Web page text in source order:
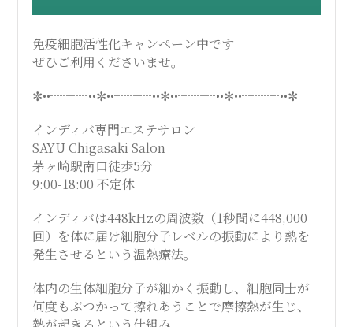
免疫細胞活性化キャンペーン中です
ぜひご利用くださいませ。
✼••┈┈┈••✼••┈┈┈••✼••┈┈┈••✼••┈┈┈••✼
インディバ専門エステサロン
SAYU Chigasaki Salon
茅ヶ崎駅南口徒歩5分
9:00-18:00 不定休
インディバは448kHzの周波数（1秒間に448,000
回）を体に届け細胞分子レベルの振動により熱を
発生させるという温熱療法。
体内の生体細胞分子が細かく振動し、細胞同士が
何度もぶつかって擦れあうことで摩擦熱が生じ、